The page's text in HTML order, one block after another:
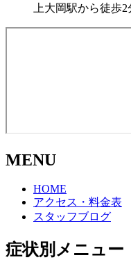
上大岡駅から徒歩
MENU
HOME
アクセス・料金表
スタッフブログ
症状別メニュー